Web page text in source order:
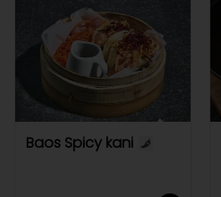
Baos Spicy kani